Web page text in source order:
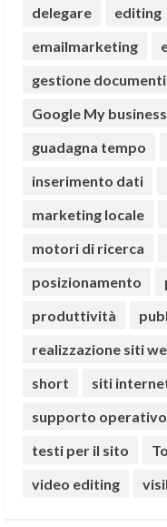
delegare editing
emailmarketing
gestione
Google My business
guadagna tempo
inserimento dati
marketing locale
motori di ricerca
posizionamento
produttività
realizzazione siti
short
siti
supporto
testi per il sito
video editing